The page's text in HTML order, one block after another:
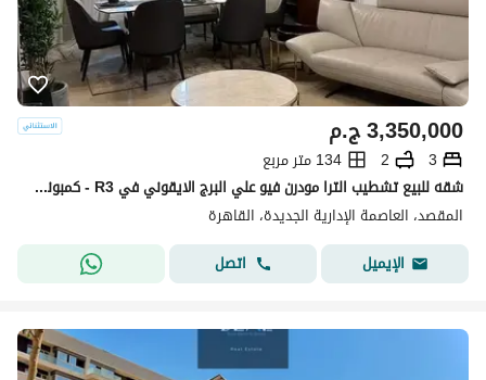
ج.م3,350,000
3
2
134 متر مربع
شقه للبيع تشطيب الترا مودرن فيو علي البرج الايقوني في R3 - كمبوند المقصد العاصمه الاداريه دقايق من مدينتى Al Maqsad in New Capital
المقصد، العاصمة الإدارية الجديدة، القاهرة
الإيميل
اتصل